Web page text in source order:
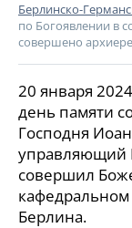
Берлинско-
по Богоявлении в
совершено
20 января
день памяти
Господня
управляющий
совершил
кафедральном
Берлина.